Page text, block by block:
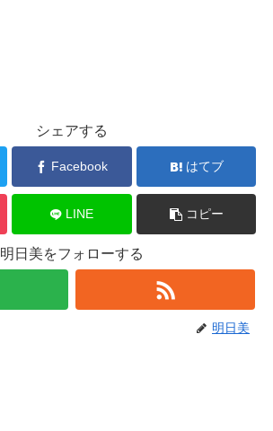
シェアする
Facebook はてブ
LINE コピー
明日美をフォローする
明日美